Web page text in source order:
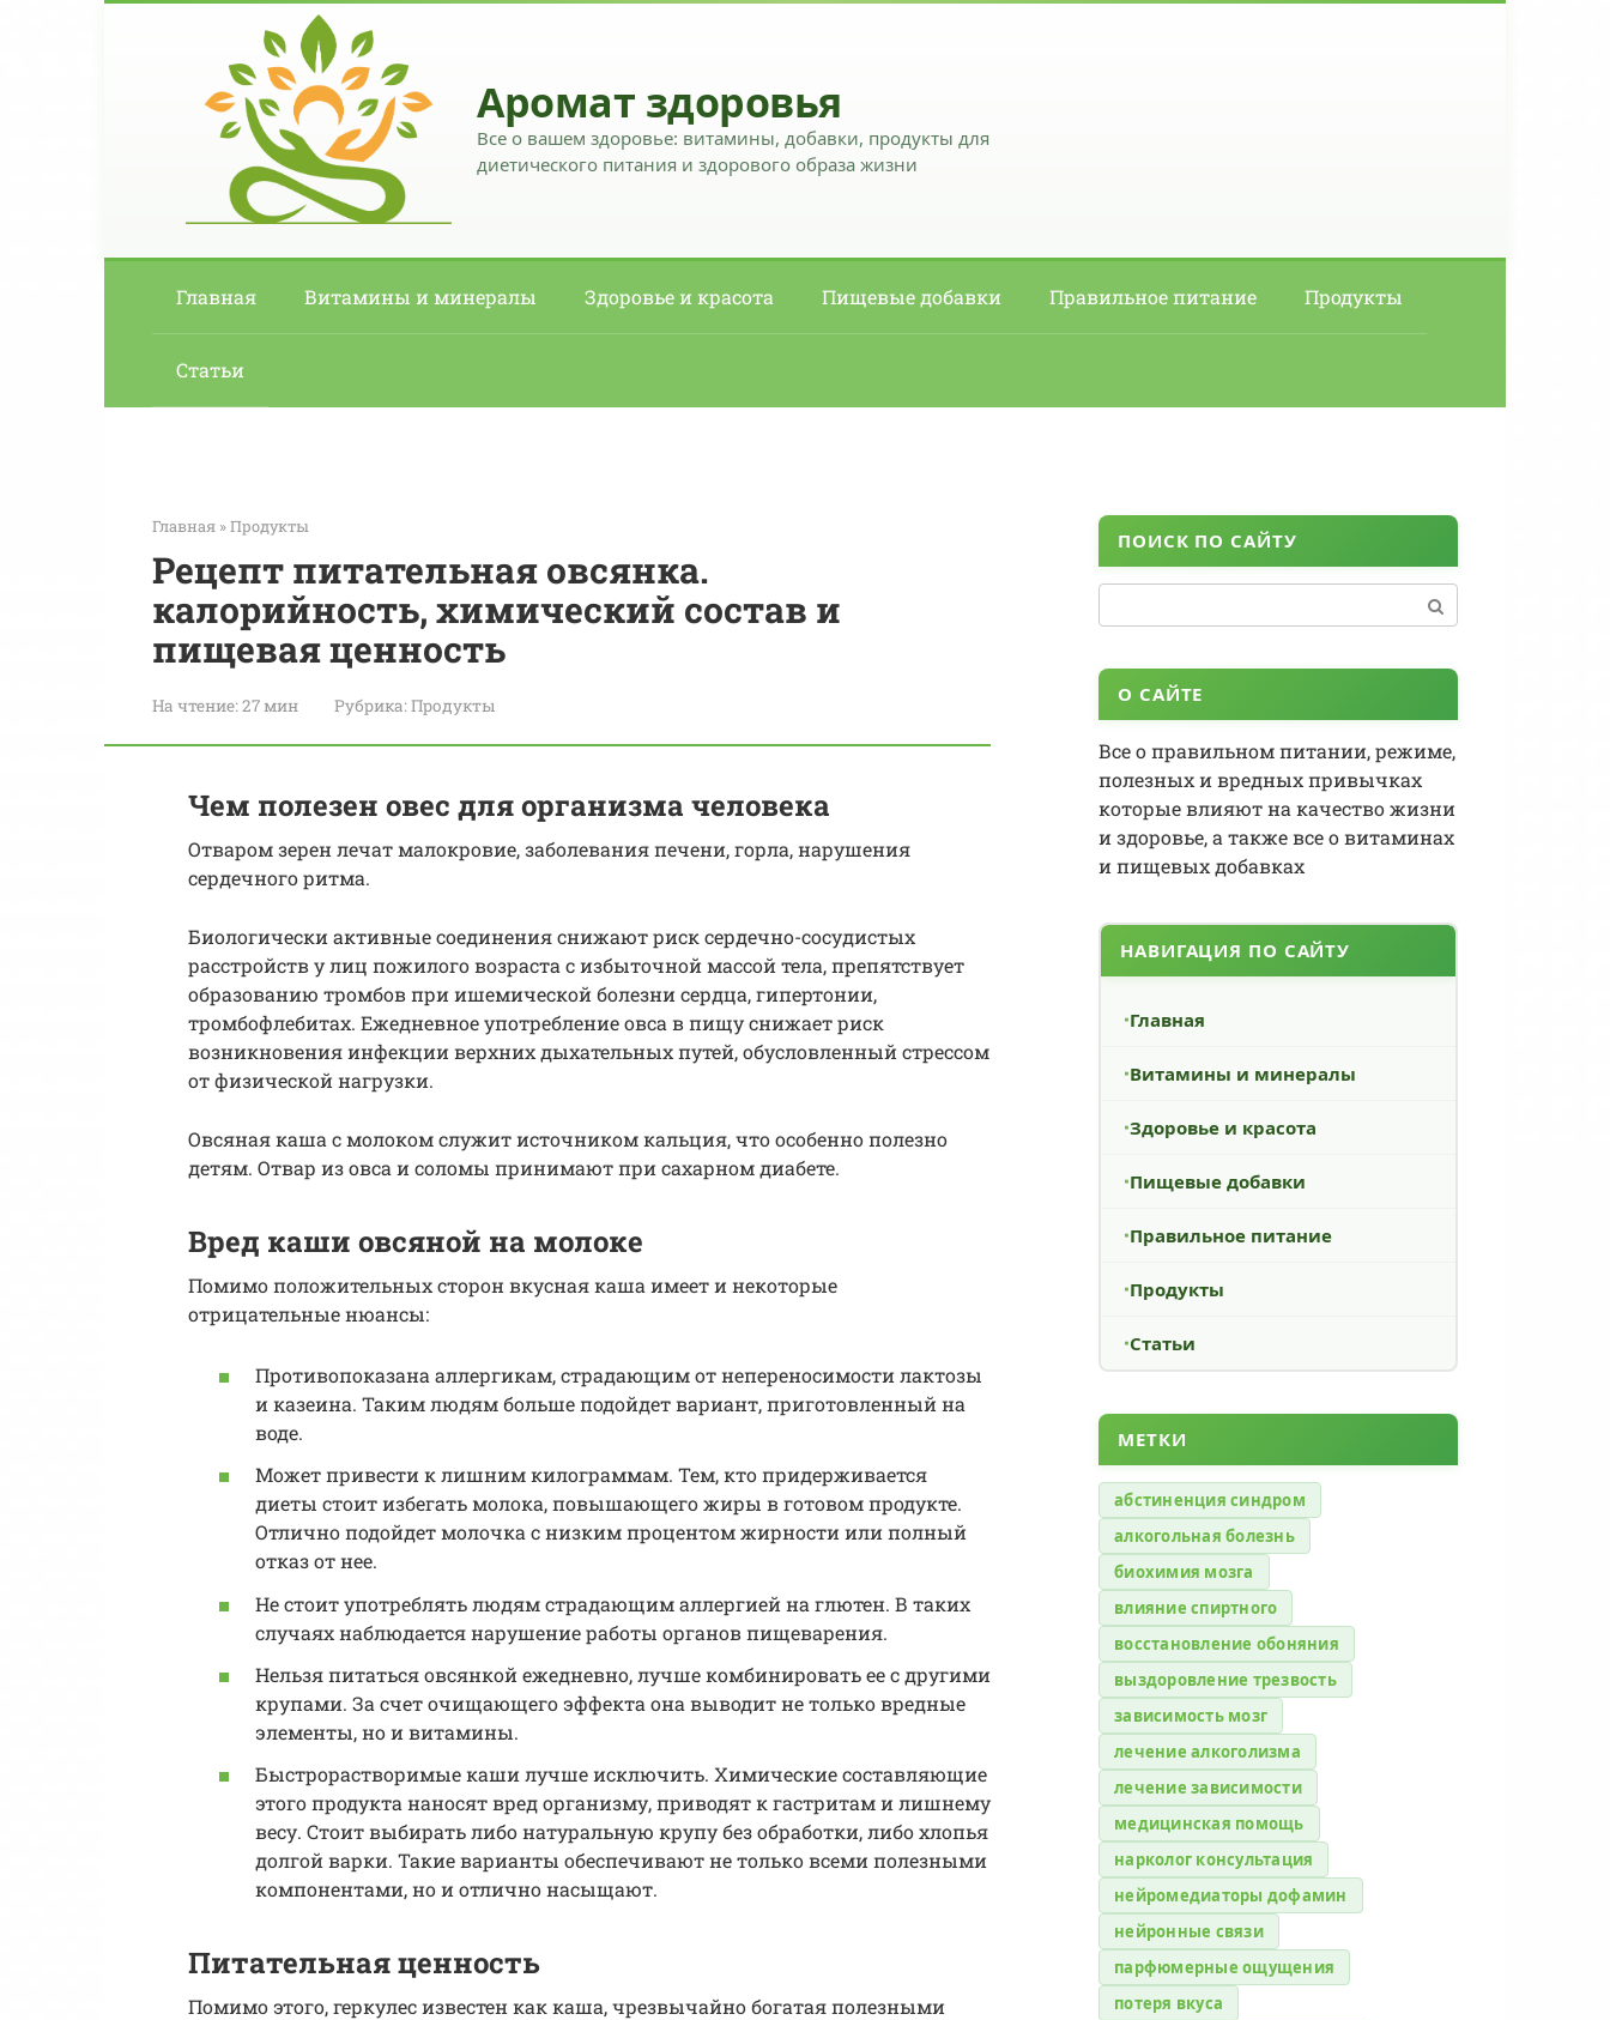
Аромат здоровья
Все о вашем здоровье: витамины, добавки, продукты для
диетического питания и здорового образа жизни
Главная Витамины и минералы Здоровье и красота Пищевые добавки Правильное питание Продукты
Статьи
Главная »Продукты
Рецепт питательная овсянка.
калорийность, химический состав и
пищевая ценность
На чтение:27 мин Рубрика:Продукты
Чем полезен овес для организма человека
Отваром зерен лечат малокровие, заболевания печени, горла, нарушения
сердечного ритма.
Биологически активные соединения снижают риск сердечно-сосудистых
расстройств у лиц пожилого возраста с избыточной массой тела, препятствует
образованию тромбов при ишемической болезни сердца, гипертонии,
тромбофлебитах. Ежедневное употребление овса в пищу снижает риск
возникновения инфекции верхних дыхательных путей, обусловленный стрессом
от физической нагрузки.
Овсяная каша с молоком служит источником кальция, что особенно полезно
детям. Отвар из овса и соломы принимают при сахарном диабете.
Вред каши овсяной на молоке
Помимо положительных сторон вкусная каша имеет и некоторые
отрицательные нюансы:
Противопоказана аллергикам, страдающим от непереносимости лактозы
и казеина. Таким людям больше подойдет вариант, приготовленный на
воде.
Может привести к лишним килограммам. Тем, кто придерживается
диеты стоит избегать молока, повышающего жиры в готовом продукте.
Отлично подойдет молочка с низким процентом жирности или полный
отказ от нее.
Не стоит употреблять людям страдающим аллергией на глютен. В таких
случаях наблюдается нарушение работы органов пищеварения.
Нельзя питаться овсянкой ежедневно, лучше комбинировать ее с другими
крупами. За счет очищающего эффекта она выводит не только вредные
элементы, но и витамины.
Быстрорастворимые каши лучше исключить. Химические составляющие
этого продукта наносят вред организму, приводят к гастритам и лишнему
весу. Стоит выбирать либо натуральную крупу без обработки, либо хлопья
долгой варки. Такие варианты обеспечивают не только всеми полезными
компонентами, но и отлично насыщают.
Питательная ценность
Помимо этого, геркулес известен как каша, чрезвычайно богатая полезными
ПОИСК ПО САЙТУ
О САЙТЕ
Все о правильном питании, режиме,
полезных и вредных привычках
которые влияют на качество жизни
и здоровье, а также все о витаминах
и пищевых добавках
НАВИГАЦИЯ ПО САЙТУ
Главная
Витамины и минералы
Здоровье и красота
Пищевые добавки
Правильное питание
Продукты
Статьи
МЕТКИ
абстиненция синдром
алкогольная болезнь
биохимия мозга
влияние спиртного
восстановление обоняния
выздоровление трезвость
зависимость мозг
лечение алкоголизма
лечение зависимости
медицинская помощь
нарколог консультация
нейромедиаторы дофамин
нейронные связи
парфюмерные ощущения
потеря вкуса